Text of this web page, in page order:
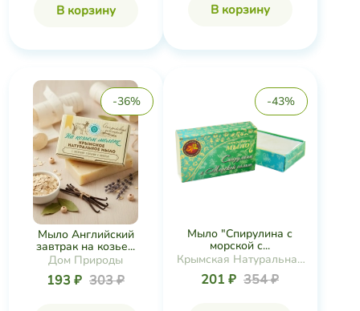
В корзину В корзину
-36%
Мыло Английский
завтрак на козье...
Дом Природы
193 ₽ 303 ₽
-43%
Мыло "Спирулина с
морской с...
Крымская Натуральная
Коллекция
201 ₽ 354 ₽